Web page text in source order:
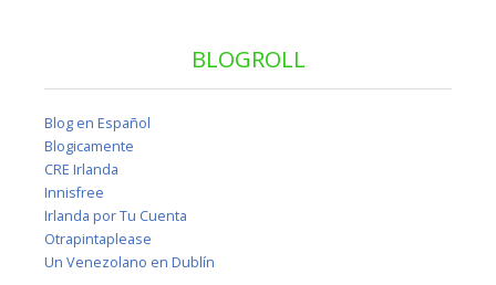
BLOGROLL
Blog en Español
Blogicamente
CRE Irlanda
Innisfree
Irlanda por Tu Cuenta
Otrapintaplease
Un Venezolano en Dublín